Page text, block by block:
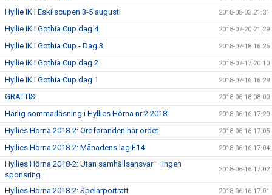
Hyllie IK i Eskilscupen 3-5 augusti 2018-08-03 21:31
Hyllie IK i Gothia Cup dag 4 2018-07-20 21:29
Hyllie IK i Gothia Cup - Dag 3 2018-07-18 16:25
Hyllie IK i Gothia Cup dag 2 2018-07-17 20:10
Hyllie IK i Gothia Cup dag 1 2018-07-16 16:29
GRATTIS! 2018-06-18 08:00
Härlig sommarläsning i Hyllies Hörna nr 2 2018! 2018-06-16 17:20
Hyllies Hörna 2018-2: Ordföranden har ordet 2018-06-16 17:05
Hyllies Hörna 2018-2: Månadens lag F14 2018-06-16 17:04
Hyllies Hörna 2018-2: Utan samhällsansvar – ingen
sponsring
2018-06-16 17:02
Hyllies Hörna 2018-2: Spelarporträtt 2018-06-16 17:01